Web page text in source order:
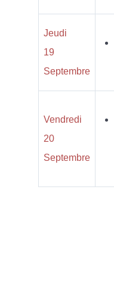
Jeudi
19
Septembre
Vendredi
20
Septembre